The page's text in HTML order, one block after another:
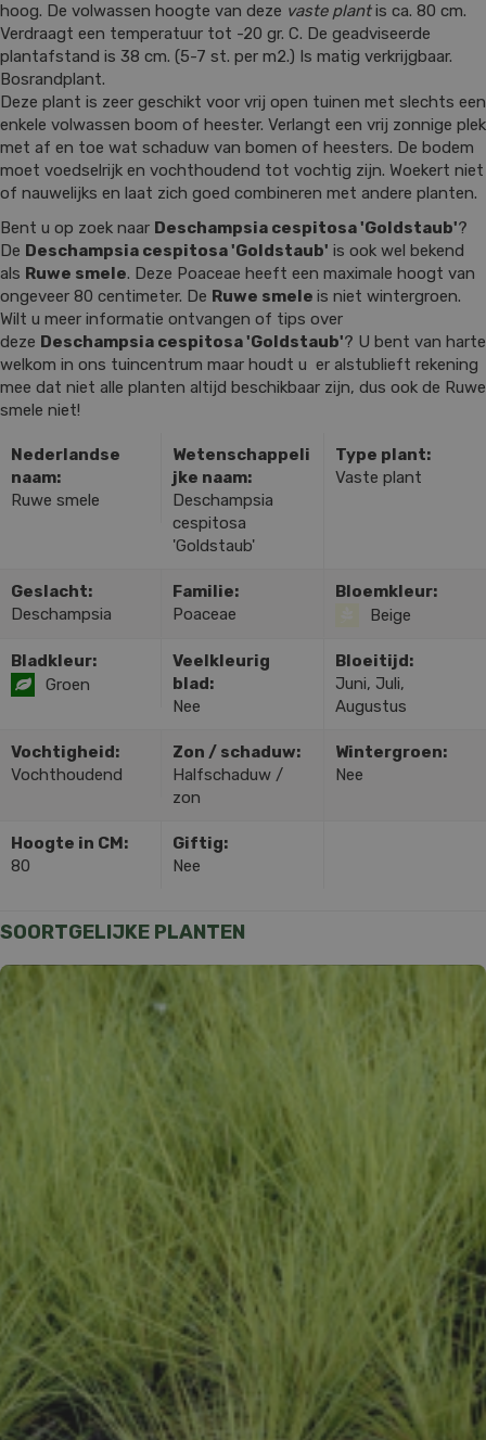
hoog. De volwassen hoogte van deze vaste plantis ca. 80 cm.
Verdraagt een temperatuur tot -20 gr. C. De geadviseerde
plantafstand is 38 cm. (5-7 st. per m2.) Is matig verkrijgbaar.
Bosrandplant.
Deze plant is zeer geschikt voor vrij open tuinen met slechts een
enkele volwassen boom of heester. Verlangt een vrij zonnige plek
met af en toe wat schaduw van bomen of heesters. De bodem
moet voedselrijk en vochthoudend tot vochtig zijn. Woekert niet
of nauwelijks en laat zich goed combineren met andere planten.
Bent u op zoek naar Deschampsia cespitosa 'Goldstaub'?
De Deschampsia cespitosa 'Goldstaub' is ook wel bekend
als Ruwe smele. Deze Poaceae heeft een maximale hoogt van
ongeveer 80 centimeter. De Ruwe smele is niet wintergroen.
Wilt u meer informatie ontvangen of tips over
deze Deschampsia cespitosa 'Goldstaub'? U bent van harte
welkom in ons tuincentrum maar houdt u er alstublieft rekening
mee dat niet alle planten altijd beschikbaar zijn, dus ook de Ruwe
smele niet!
Nederlandse
naam:
Ruwe smele
Wetenschappeli
jke naam:
Deschampsia
cespitosa
'Goldstaub'
Type plant:
Vaste plant
Geslacht:
Deschampsia
Familie:
Poaceae
Bloemkleur:
Beige
Bladkleur:
Groen
Veelkleurig
blad:
Nee
Bloeitijd:
Juni, Juli,
Augustus
Vochtigheid:
Vochthoudend
Zon / schaduw:
Halfschaduw /
zon
Wintergroen:
Nee
Hoogte in CM:
80
Giftig:
Nee
SOORTGELIJKE PLANTEN